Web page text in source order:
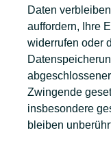
Daten
auffordern, Ihre
widerrufen oder
Zwingende
insbesondere
bleiben